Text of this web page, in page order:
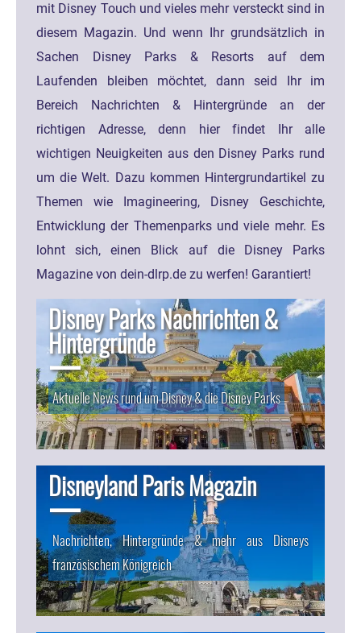
mit Disney Touch und vieles mehr versteckt sind in
diesem Magazin. Und wenn Ihr grundsätzlich in
Sachen Disney Parks & Resorts auf dem
Laufenden bleiben möchtet, dann seid Ihr im
Bereich Nachrichten & Hintergründe an der
richtigen Adresse, denn hier findet Ihr alle
wichtigen Neuigkeiten aus den Disney Parks rund
um die Welt. Dazu kommen Hintergrundartikel zu
Themen wie Imagineering, Disney Geschichte,
Entwicklung der Themenparks und viele mehr. Es
lohnt sich, einen Blick auf die Disney Parks
Magazine von dein-dlrp.de zu werfen! Garantiert!
Disney Parks Nachrichten &
Hintergründe
Aktuelle News rund um Disney & die Disney Parks
Disneyland Paris Magazin
Nachrichten, Hintergründe & mehr aus Disneys
französischem Königreich